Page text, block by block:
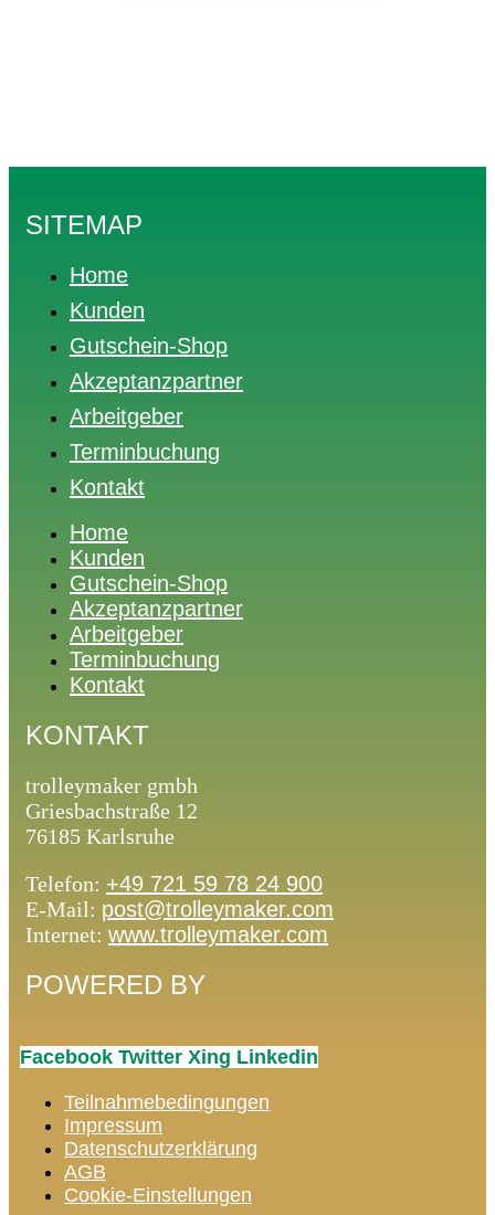
SITEMAP
Home
Kunden
Gutschein-Shop
Akzeptanzpartner
Arbeitgeber
Terminbuchung
Kontakt
Home
Kunden
Gutschein-Shop
Akzeptanzpartner
Arbeitgeber
Terminbuchung
Kontakt
KONTAKT
trolleymaker gmbh
Griesbachstraße 12
76185 Karlsruhe
Telefon: +49 721 59 78 24 900
E-Mail: post@trolleymaker.com
Internet: www.trolleymaker.com
POWERED BY
Facebook Twitter Xing Linkedin
Teilnahmebedingungen
Impressum
Datenschutzerklärung
AGB
Cookie-Einstellungen